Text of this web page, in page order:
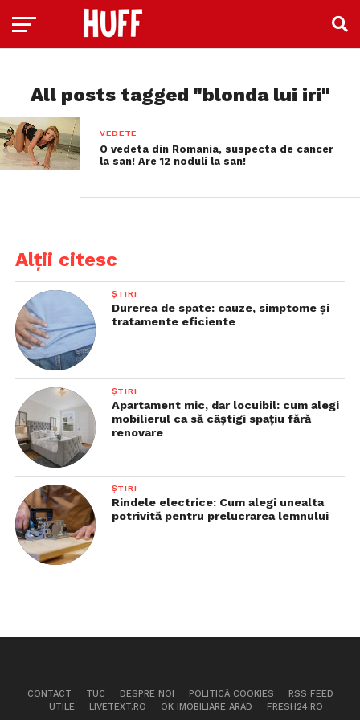
All posts tagged "blonda lui iri"
VEDETE
O vedeta din Romania, suspecta de cancer
la san! Are 12 noduli la san!
Alții citesc
ȘTIRI
Durerea de spate: cauze, simptome și
tratamente eficiente
ȘTIRI
Apartament mic, dar locuibil: cum alegi
mobilierul ca să câștigi spațiu fără
renovare
ȘTIRI
Rindele electrice: Cum alegi unealta
potrivită pentru prelucrarea lemnului
CONTACT TUC DESPRE NOI POLITICĂ COOKIES
RSS FEED
UTILE
LIVETEXT.RO OK IMOBILIARE ARAD FRESH24.RO